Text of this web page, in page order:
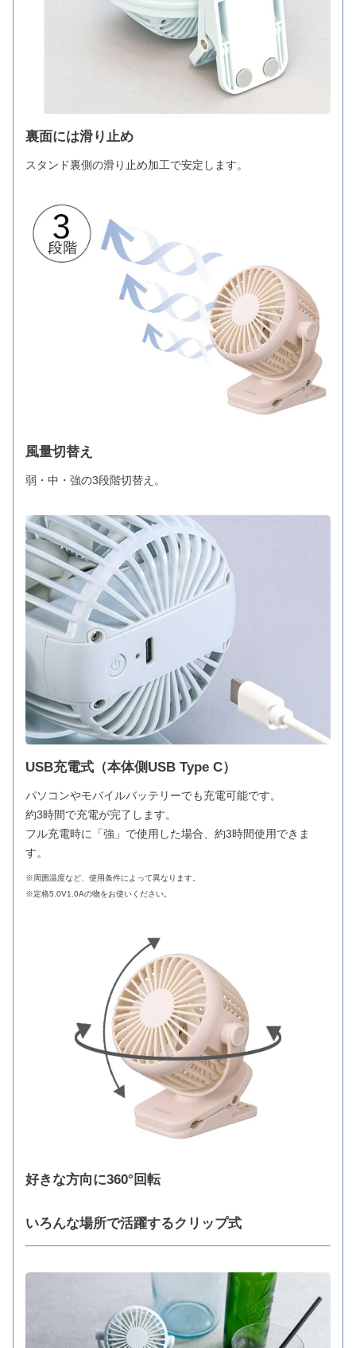
裏面には滑り止め
スタンド裏側の滑り止め加工で安定します。
風量切替え
弱・中・強の3段階切替え。
USB充電式（本体側USB Type C）
パソコンやモバイルバッテリーでも充電可能です。
約3時間で充電が完了します。
フル充電時に「強」で使用した場合、約3時間使用できま
す。
※周囲温度など、使用条件によって異なります。
※定格5.0V1.0Aの物をお使いください。
好きな方向に360°回転
いろんな場所で活躍するクリップ式